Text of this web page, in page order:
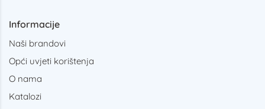
Informacije
Naši brandovi
Opći uvjeti korištenja
O nama
Katalozi